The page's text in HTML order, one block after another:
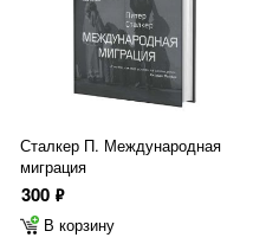
Сталкер П. Международная
миграция
300 ф
В корзину